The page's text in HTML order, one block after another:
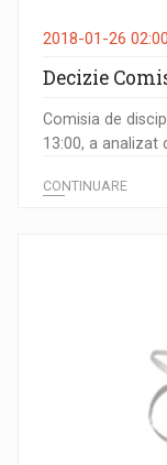
2018-01-26
Decizie
Comisia de
13:00, a analizat
CONTINUARE